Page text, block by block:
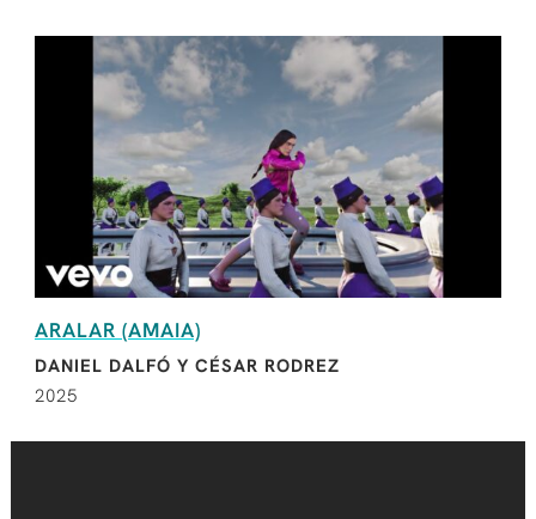
ARALAR (AMAIA)
DANIEL DALFÓ Y CÉSAR RODREZ
2025